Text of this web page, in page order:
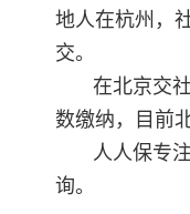
地人在杭州，
交。
在北京交
数缴纳，目前
人人保专
询。